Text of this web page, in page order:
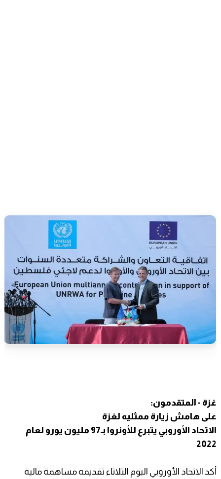
غزة - المتقدمون:
على هامش زيارة ممثليه لغزة
الاتحاد الأوروبي يتبرع للأونروا بـ97 مليون يورو لعام
2022
أكد الاتحاد الأوروبي اليوم الثلاثاء تقديمه مساهمة مالية